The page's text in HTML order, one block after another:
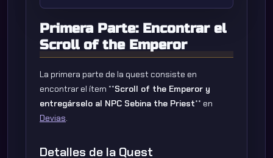
Primera Parte: Encontrar el
Scroll of the Emperor
La primera parte de la quest consiste en
encontrar el ítem **Scroll of the Emperor y
entregárselo al NPC Sebina the Priest** en
Devias.
Detalles de la Quest